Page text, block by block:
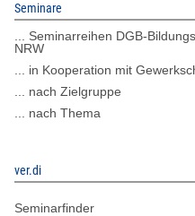
Seminare
... Seminarreihen DGB-
NRW
... in Kooperation mit
... nach Zielgruppe
... nach Thema
ver.di
Seminarfinder